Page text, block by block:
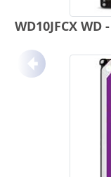
WD10JFCX WD
Anterior